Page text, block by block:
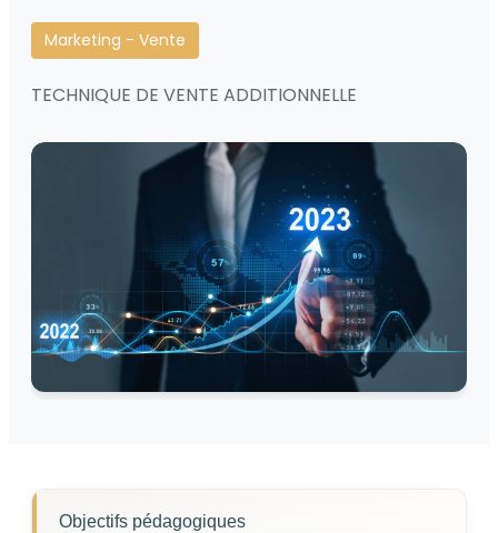
Marketing - Vente
TECHNIQUE DE VENTE ADDITIONNELLE
Objectifs pédagogiques